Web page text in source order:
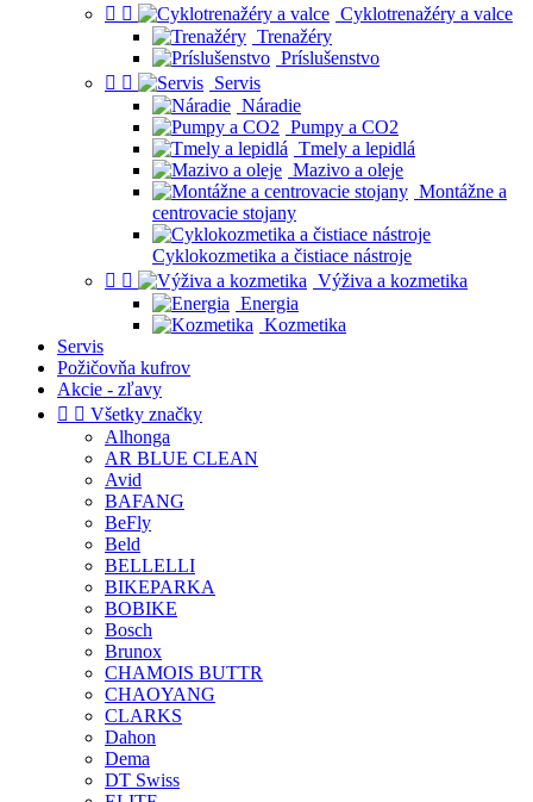
 
Cyklotrenažéry a valce
Trenažéry
Príslušenstvo
 
Servis
Náradie
Pumpy a CO2
Tmely a lepidlá
Mazivo a oleje
Montážne a
centrovacie stojany
Cyklokozmetika a čistiace nástroje
 
Výživa a kozmetika
Energia
Kozmetika
Servis
Požičovňa kufrov
Akcie - zľavy
  Všetky značky
Alhonga
AR BLUE CLEAN
Avid
BAFANG
BeFly
Beld
BELLELLI
BIKEPARKA
BOBIKE
Bosch
Brunox
CHAMOIS BUTTR
CHAOYANG
CLARKS
Dahon
Dema
DT Swiss